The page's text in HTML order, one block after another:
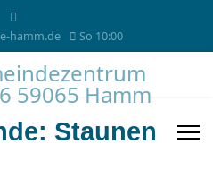
hamm.de So 10:00
Staunen